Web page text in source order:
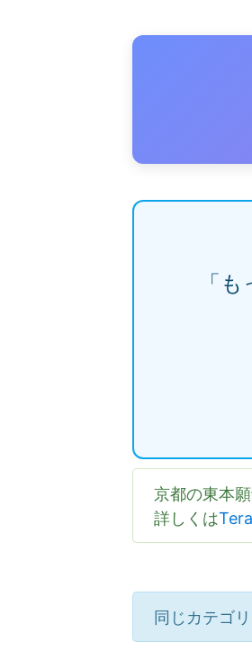
「
京都の東本
詳しくは
同じカテゴ